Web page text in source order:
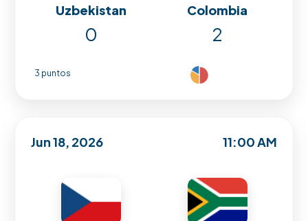
Uzbekistan Colombia
0 2
3 puntos
Jun 18, 2026 11:00 AM